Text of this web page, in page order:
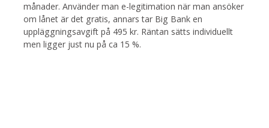
månader. Använder man e-legitimation när man ansöker
om lånet är det gratis, annars tar Big Bank en
uppläggningsavgift på 495 kr. Räntan sätts individuellt
men ligger just nu på ca 15 %.